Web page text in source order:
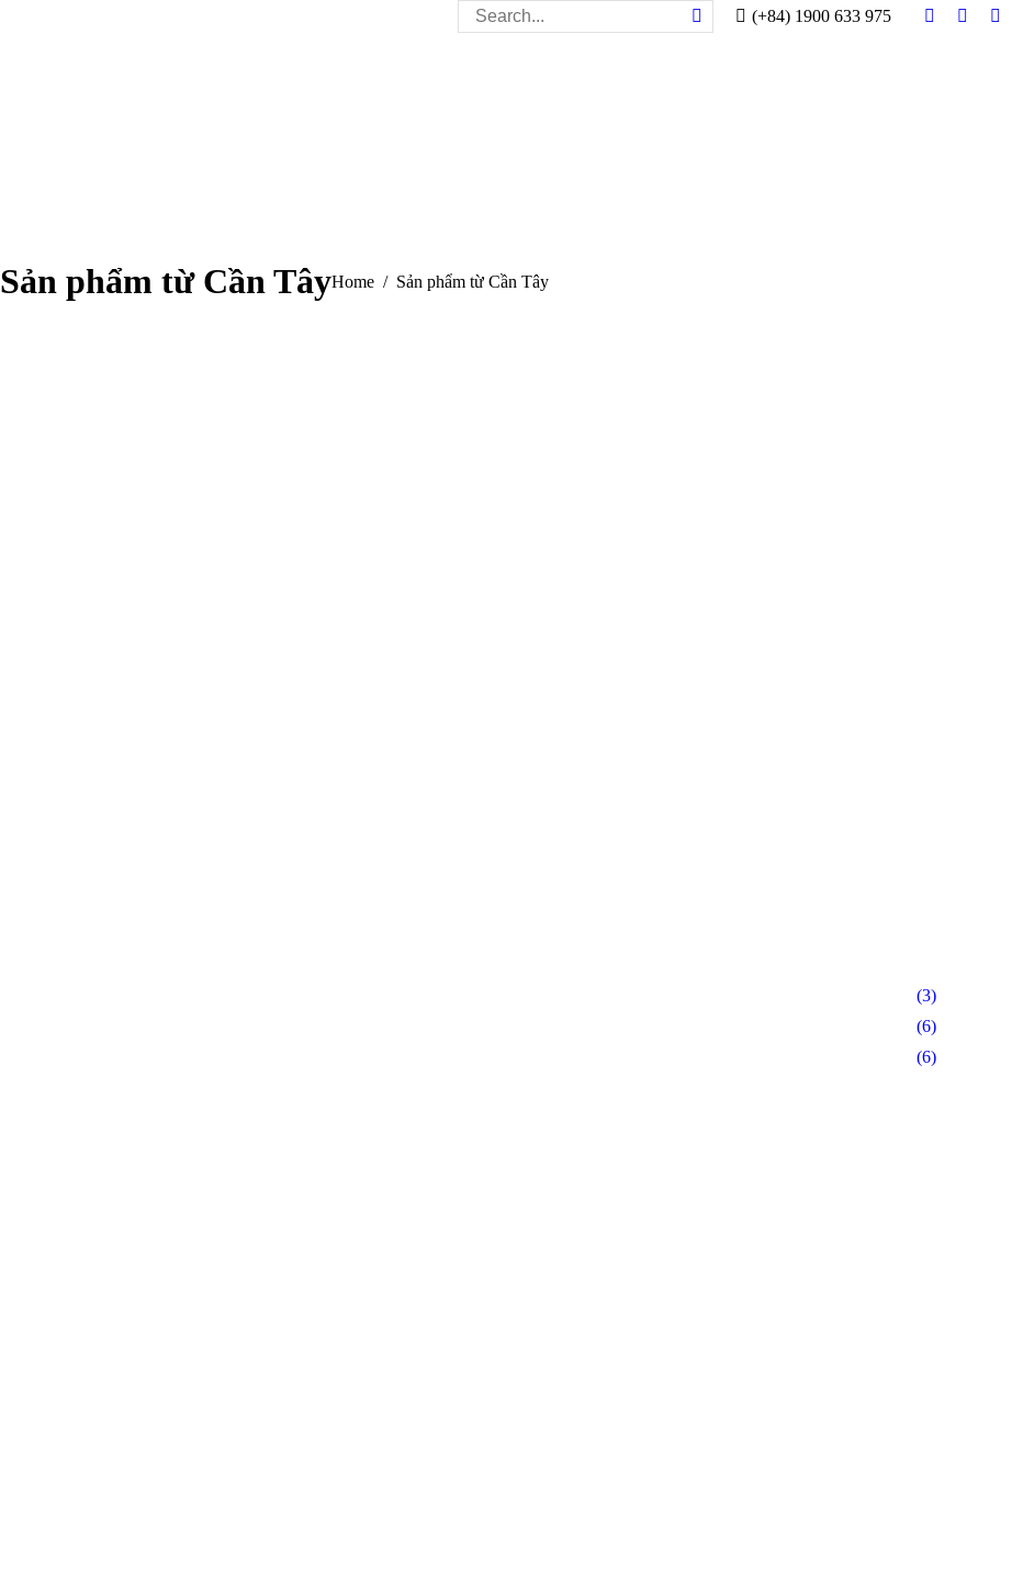
Search: (+84) 1900 633 975
Facebook
Twitter
Sản phẩm từ Cần TâyYou are here:
Home Sản phẩm từ Cần Tây
(3)
(6)
(6)